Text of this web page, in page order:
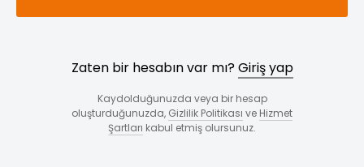
Zaten bir hesabın var mı?Giriş yap
Kaydolduğunuzda veya bir hesap
oluşturduğunuzda, Gizlilik Politikası ve Hizmet
Şartları kabul etmiş olursunuz.